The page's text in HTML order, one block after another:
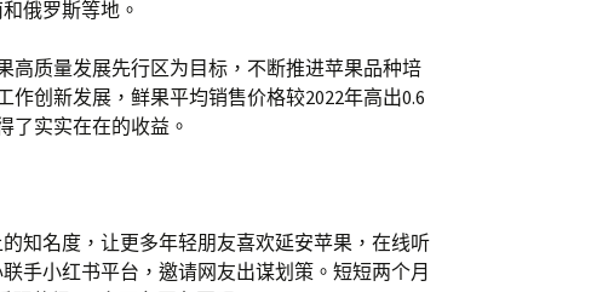
俄罗斯等地。
高质量发展先行区为目标，不断推进苹果品种培
创新发展，鲜果平均销售价格较2022年高出0.6
了实实在在的收益。
知名度，让更多年轻朋友喜欢延安苹果，在线听
手小红书平台，邀请网友出谋划策。短短两个月